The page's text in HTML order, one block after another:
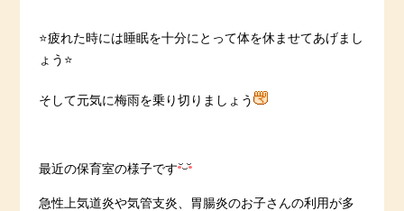
⭐️疲れた時には睡眠を十分にとって体を休ませてあげまし
ょう⭐️
そして元気に梅雨を乗り切りましょう
最近の保育室の様子です
急性上気道炎や気管支炎、胃腸炎のお子さんの利用が多